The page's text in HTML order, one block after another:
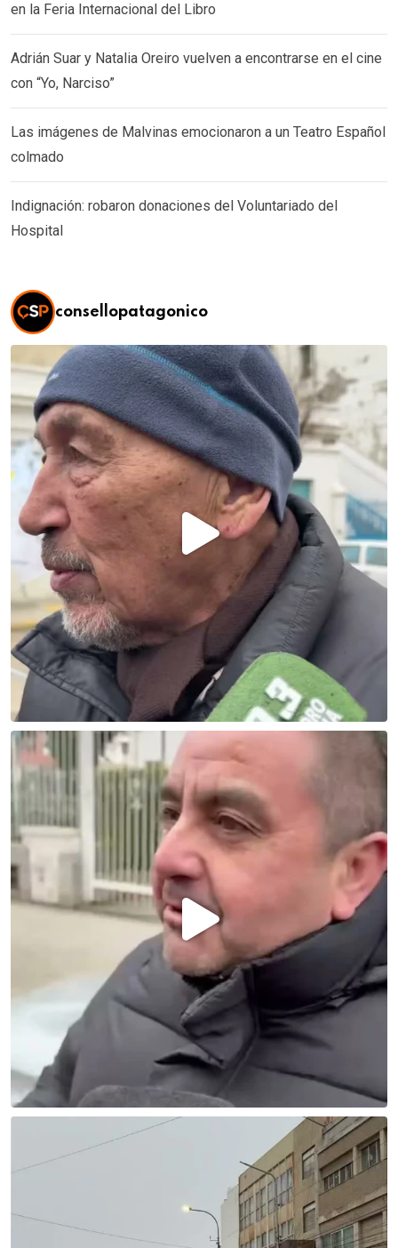
en la Feria Internacional del Libro
Adrián Suar y Natalia Oreiro vuelven a encontrarse en el cine
con “Yo, Narciso”
Las imágenes de Malvinas emocionaron a un Teatro Español
colmado
Indignación: robaron donaciones del Voluntariado del
Hospital
consellopatagonico